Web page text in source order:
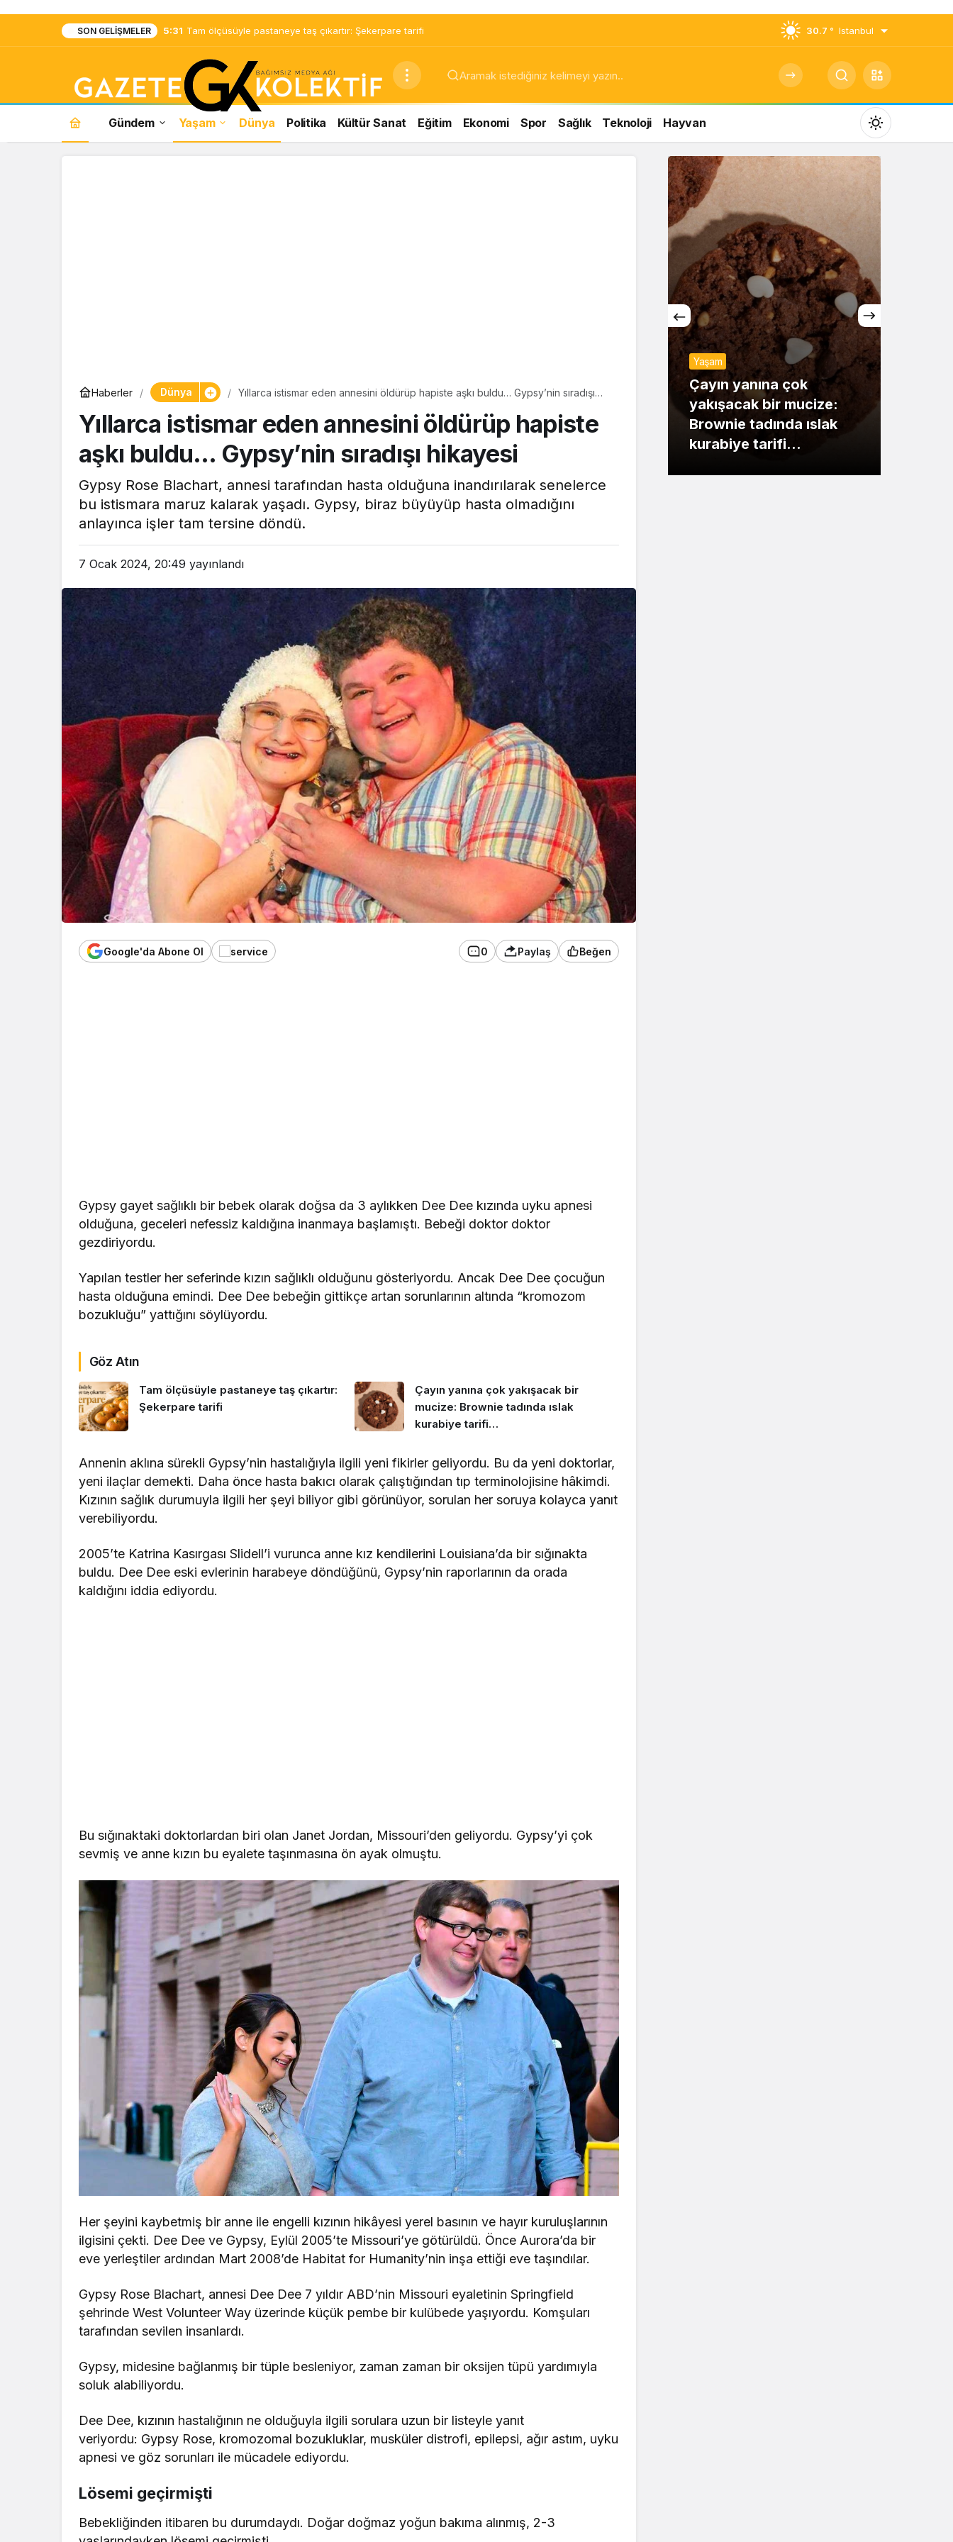
SON GELIŞMELER 5:31 Tam ölçüsüyle pastaneye taş çıkartır: Şekerpare tarifi 30.7 ° Istanbul
Gündem Yaşam Dünya Politika Kültür Sanat Eğitim Ekonomi Spor Sağlık Teknoloji Hayvan
Mod
değiştir
Gündüz Modu
Gündüz modunu seçin.
Gece Modu
Gece modunu seçin.
Sistem Modu
Sistem modunu seçin.
Haberler Dünya
Yıllarca istismar eden annesini öldürüp hapiste aşkı buldu… Gypsy’nin sıradışı
Yıllarca istismar eden annesini öldürüp hapiste
aşkı buldu… Gypsy’nin sıradışı hikayesi
Gypsy Rose Blachart, annesi tarafından hasta olduğuna inandırılarak senelerce
bu istismara maruz kalarak yaşadı. Gypsy, biraz büyüyüp hasta olmadığını
anlayınca işler tam tersine döndü.
7 Ocak 2024, 20:49 yayınlandı
Google'da Abone Ol 0 Paylaş Beğen
Gypsy gayet sağlıklı bir bebek olarak doğsa da 3 aylıkken Dee Dee kızında uyku apnesi
olduğuna, geceleri nefessiz kaldığına inanmaya başlamıştı. Bebeği doktor doktor
gezdiriyordu.
Yapılan testler her seferinde kızın sağlıklı olduğunu gösteriyordu. Ancak Dee Dee çocuğun
hasta olduğuna emindi. Dee Dee bebeğin gittikçe artan sorunlarının altında “kromozom
bozukluğu” yattığını söylüyordu.
Göz Atın
Tam ölçüsüyle pastaneye taş çıkartır:
Şekerpare tarifi
Çayın yanına çok yakışacak bir
mucize: Brownie tadında ıslak
kurabiye tarifi…
Annenin aklına sürekli Gypsy’nin hastalığıyla ilgili yeni fikirler geliyordu. Bu da yeni doktorlar,
yeni ilaçlar demekti. Daha önce hasta bakıcı olarak çalıştığından tıp terminolojisine hâkimdi.
Kızının sağlık durumuyla ilgili her şeyi biliyor gibi görünüyor, sorulan her soruya kolayca yanıt
verebiliyordu.
2005’te Katrina Kasırgası Slidell’i vurunca anne kız kendilerini Louisiana’da bir sığınakta
buldu. Dee Dee eski evlerinin harabeye döndüğünü, Gypsy’nin raporlarının da orada
kaldığını iddia ediyordu.
Bu sığınaktaki doktorlardan biri olan Janet Jordan, Missouri’den geliyordu. Gypsy’yi çok
sevmiş ve anne kızın bu eyalete taşınmasına ön ayak olmuştu.
Her şeyini kaybetmiş bir anne ile engelli kızının hikâyesi yerel basının ve hayır kuruluşlarının
ilgisini çekti. Dee Dee ve Gypsy, Eylül 2005’te Missouri’ye götürüldü. Önce Aurora’da bir
eve yerleştiler ardından Mart 2008’de Habitat for Humanity’nin inşa ettiği eve taşındılar.
Gypsy Rose Blachart, annesi Dee Dee 7 yıldır ABD’nin Missouri eyaletinin Springfield
şehrinde West Volunteer Way üzerinde küçük pembe bir kulübede yaşıyordu. Komşuları
tarafından sevilen insanlardı.
Gypsy, midesine bağlanmış bir tüple besleniyor, zaman zaman bir oksijen tüpü yardımıyla
soluk alabiliyordu.
Dee Dee, kızının hastalığının ne olduğuyla ilgili sorulara uzun bir listeyle yanıt
veriyordu: Gypsy Rose, kromozomal bozukluklar, musküler distrofi, epilepsi, ağır astım, uyku
apnesi ve göz sorunları ile mücadele ediyordu.
Lösemi geçirmişti
Bebekliğinden itibaren bu durumdaydı. Doğar doğmaz yoğun bakıma alınmış, 2-3
Tam ölçüsüyle
pastaneye taş çıkartır:
Şekerpare tarifi
Yaşam
Çayın yanına çok
yakışacak bir mucize:
Brownie tadında ıslak
kurabiye tarifi…